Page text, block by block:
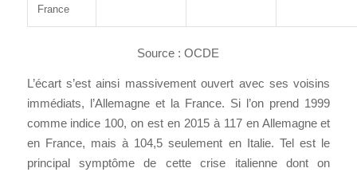
France
Source : OCDE
L’écart s’est ainsi massivement ouvert avec ses voisins
immédiats, l’Allemagne et la France. Si l’on prend 1999
comme indice 100, on est en 2015 à 117 en Allemagne et
en France, mais à 104,5 seulement en Italie. Tel est le
principal symptôme de cette crise italienne dont on